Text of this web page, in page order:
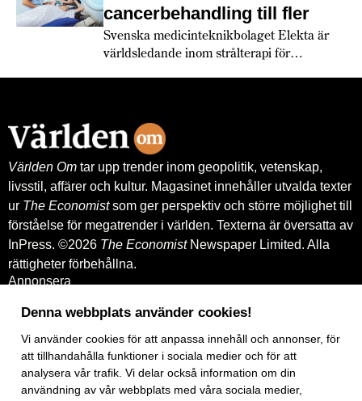
cancerbehandling till fler
Svenska medicinteknikbolaget Elekta är
världsledande inom strålterapi för
Exportkreditnämnden, EKN.
Världen Om tar upp trender inom geopolitik, vetenskap,
livsstil, affärer och kultur. Magasinet innehåller utvalda texter
ur The Economistsom ger perspektiv och större möjlighet till
förståelse för megatrender i världen. Texterna är översatta av
InPress. ©2026 The EconomistNewspaper Limited. Alla
rättigheter förbehållna.
Annonsera
Kontakt
Köp tidigare nummer
www.inpress.com
E-tidningen
Om cookies
Vår integritetspolicy
Denna webbplats använder cookies!
Vi använder cookiesför att anpassa innehåll och annonser, för
att tillhandahålla funktioner i sociala medier och för att
analysera vår trafik. Vi delar också information om din
användning av vår webbplats med våra sociala medier,